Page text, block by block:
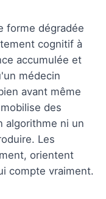
forme dégradée
cognitif à
accumulée et
médecin
avant même
des
algorithme ni un
Les
orientent
compte vraiment.